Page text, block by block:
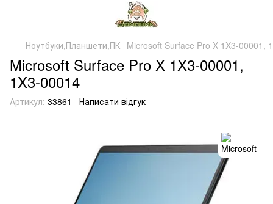
Ноутбуки,Планшети,ПК Microsoft Surface Pro X 1X3-00001,
Microsoft Surface Pro X 1X3-00001,
1X3-00014
Артикул: 33861 Написати відгук